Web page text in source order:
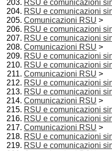
RSU e comunicazioni
RSU e comunicazioni
Comunicazioni RSU >
RSU e comunicazioni
RSU e comunicazioni
Comunicazioni RSU >
RSU e comunicazioni
RSU e comunicazioni
Comunicazioni RSU >
RSU e comunicazioni
RSU e comunicazioni
Comunicazioni RSU >
RSU e comunicazioni
RSU e comunicazioni
Comunicazioni RSU >
RSU e comunicazioni
RSU e comunicazioni